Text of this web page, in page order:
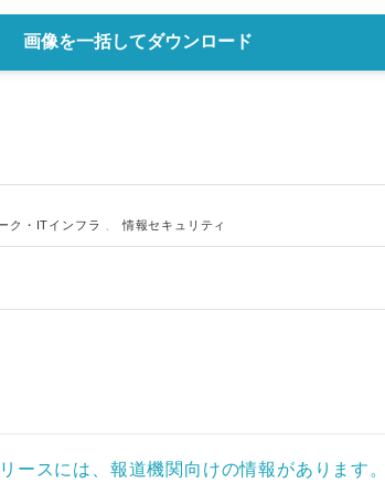
画像を一括してダウンロード
ク・ITインフラ 、情報セキュリティ
ースには、報道機関向けの情報があります